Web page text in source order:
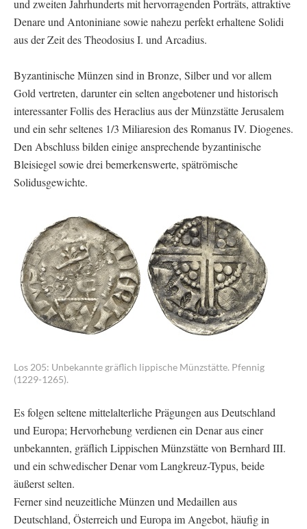
und zweiten Jahrhunderts mit hervorragenden Porträts, attraktive
Denare und Antoniniane sowie nahezu perfekt erhaltene Solidi
aus der Zeit des Theodosius I. und Arcadius.
Byzantinische Münzen sind in Bronze, Silber und vor allem
Gold vertreten, darunter ein selten angebotener und historisch
interessanter Follis des Heraclius aus der Münzstätte Jerusalem
und ein sehr seltenes 1/3 Miliaresion des Romanus IV. Diogenes.
Den Abschluss bilden einige ansprechende byzantinische
Bleisiegel sowie drei bemerkenswerte, spätrömische
Solidusgewichte.
Los 205: Unbekannte gräflich lippische Münzstätte. Pfennig
(1229-1265).
Es folgen seltene mittelalterliche Prägungen aus Deutschland
und Europa; Hervorhebung verdienen ein Denar aus einer
unbekannten, gräflich Lippischen Münzstätte von Bernhard III.
und ein schwedischer Denar vom Langkreuz-Typus, beide
äußerst selten.
Ferner sind neuzeitliche Münzen und Medaillen aus
Deutschland, Österreich und Europa im Angebot, häufig in